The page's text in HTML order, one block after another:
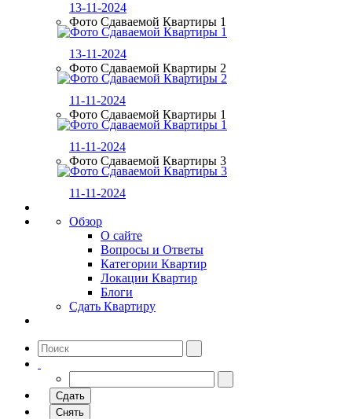
13-11-2024
Фото Сдаваемой Квартиры 1
13-11-2024
Фото Сдаваемой Квартиры 2
11-11-2024
Фото Сдаваемой Квартиры 1
11-11-2024
Фото Сдаваемой Квартиры 3
11-11-2024
Обзор
О сайте
Вопросы и Ответы
Категории Квартир
Локации Квартир
Блоги
Сдать Квартиру
Сдать
Снять